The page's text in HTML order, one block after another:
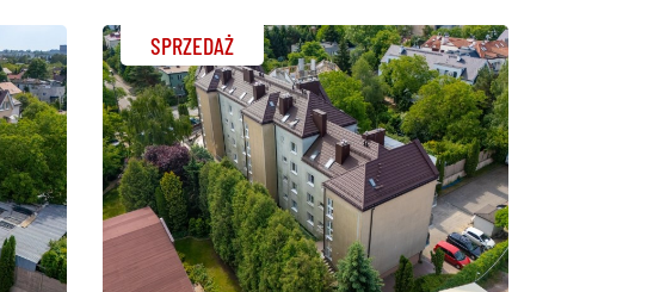
SPRZEDAŻ